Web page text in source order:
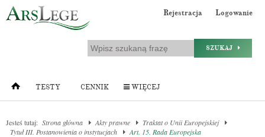
Rejestracja Logowanie
SZUKAJ
TESTY CENNIK WIĘCEJ
Jesteś tutaj: Strona główna Akty prawne
Traktat o Unii Europejskiej
Tytuł III. Postanowienia o instytucjach
Art. 15. Rada Europejska